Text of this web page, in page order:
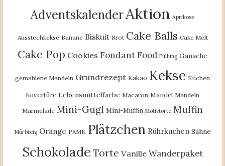
AdventskalenderAktion Aprikose
Ausstechkekse Banane Biskuit Brot Cake Balls Cake Melt
Cake Pop Cookies Fondant Food Füllung Ganache
gemahlene Mandeln Grundrezept Kakao Kekse Kuchen
Kuvertüre Lebensmittelfarbe Macaron Mandel Mandeln
Marmelade Mini-Gugl Mini-Muffin Motivtorte Muffin
Mürbteig Orange PAMK Plätzchen Rührkuchen Sahne
Schokolade Torte Vanille Wanderpaket